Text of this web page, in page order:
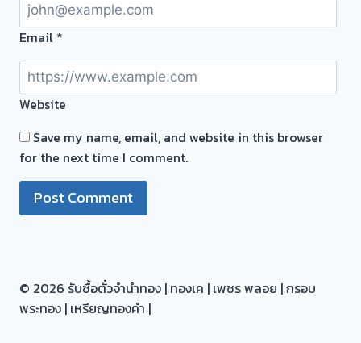
Email *
Website
Save my name, email, and website in this browser
for the next time I comment.
© 2026 รับซื้อตั๋วจำนำทอง | ทองเค | เพชร พลอย | กรอบ
พระทอง | เหรียญทองคำ |